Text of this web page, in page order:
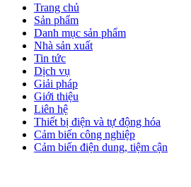
Trang chủ
Sản phẩm
Danh mục sản phẩm
Nhà sản xuất
Tin tức
Dịch vụ
Giải pháp
Giới thiệu
Liên hệ
Thiết bị điện và tự động hóa
Cảm biến công nghiệp
Cảm biến điện dung, tiệm cận